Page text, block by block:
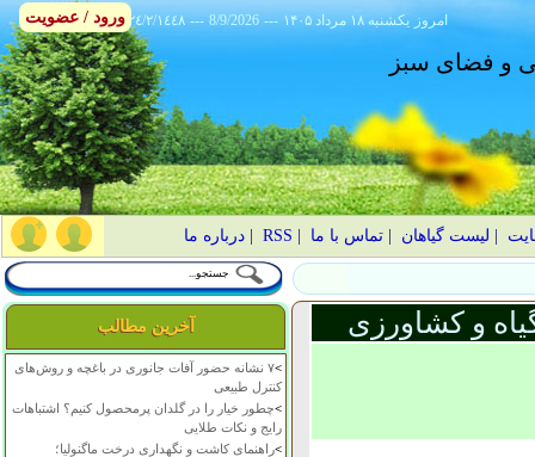
٢٤/٢/١٤٤٨ --- 8/9/2026 --- ۱۴۰۵ يکشنبه ۱۸ مرداد امروز
و فضای سبز
لیست گیاهان |تماس با ما RSS
|درباره ما
آخرین مطالب
>
۷ نشانه حضور آفات جانوری در باغچه و روش‌های
کنترل طبیعی
>چطور خیار را در گلدان پرمحصول کنیم؟ اشتباهات
رایج و نکات طلایی
>راهنمای کاشت و نگهداری درخت ماگنولیا؛
و کشاورزی
ورود / عضویت